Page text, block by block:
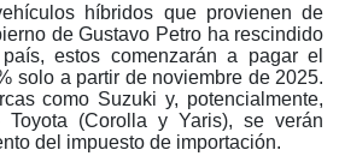
híbridos que provienen de
de Gustavo Petro ha rescindido
estos comenzarán a pagar el
solo a partir de noviembre de 2025.
como Suzuki y, potencialmente,
Toyota (Corolla y Yaris), se verán
del impuesto de importación.